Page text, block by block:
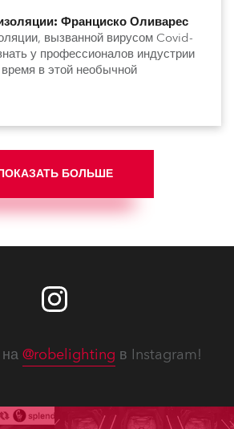
Франциско Оливарес
вызванной вирусом Covid-
у профессионалов индустрии
в этой необычной
БОЛЬШЕ
@robelighting в Instagram!